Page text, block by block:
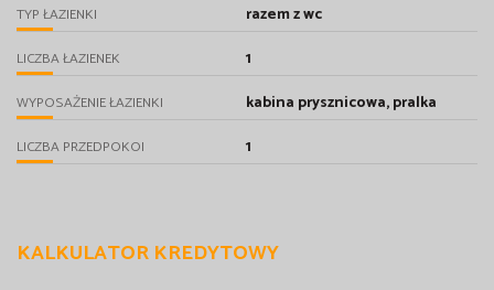
TYP ŁAZIENKI razem z wc
LICZBA ŁAZIENEK 1
WYPOSAŻENIE ŁAZIENKI kabina prysznicowa, pralka
LICZBA PRZEDPOKOI 1
KALKULATOR KREDYTOWY